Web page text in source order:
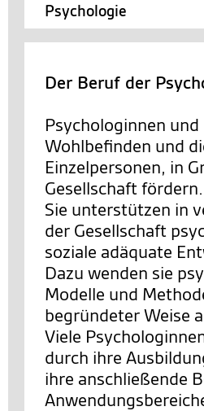
Psychologie
Der Beruf der
Psychologinnen
Wohlbefinden und
Einzelpersonen, in
Gesellschaft fördern.
Sie unterstützen in
der Gesellschaft
soziale adäquate
Dazu wenden sie
Modelle und
begründeter Weise
Viele
durch ihre
ihre anschließende